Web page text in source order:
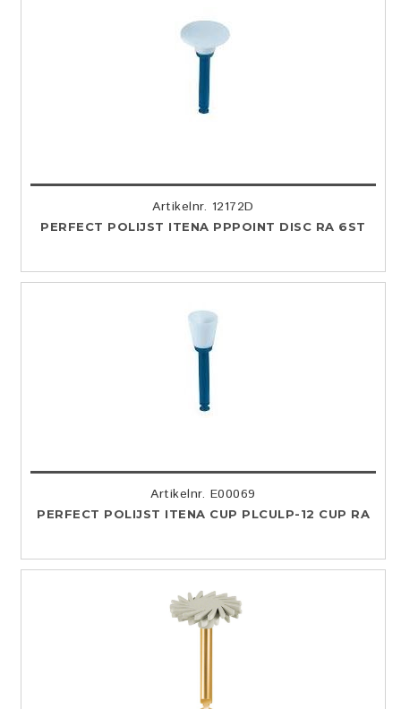
Artikelnr. 12172D
PERFECT POLIJST ITENA PPPOINT DISC RA 6ST
Artikelnr. E00069
PERFECT POLIJST ITENA CUP PLCULP-12 CUP RA